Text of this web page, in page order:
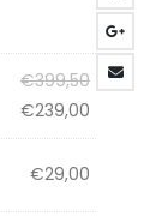
€399,50
was:
€239,00
prijs
€29,00